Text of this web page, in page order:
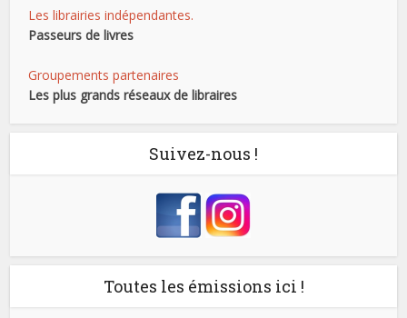
Les librairies indépendantes.
Passeurs de livres
Groupements partenaires
Les plus grands réseaux de libraires
Suivez-nous !
Toutes les émissions ici !